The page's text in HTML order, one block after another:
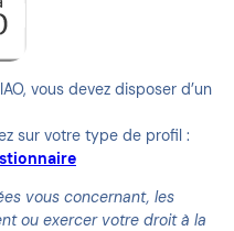
vous devez disposer d’un
sur votre type de profil :
vous concernant, les
ou exercer votre droit à la